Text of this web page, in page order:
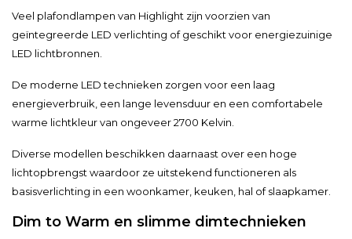
Veel plafondlampen van Highlight zijn voorzien van
geïntegreerde LED verlichting of geschikt voor energiezuinige
LED lichtbronnen.
De moderne LED technieken zorgen voor een laag
energieverbruik, een lange levensduur en een comfortabele
warme lichtkleur van ongeveer 2700 Kelvin.
Diverse modellen beschikken daarnaast over een hoge
lichtopbrengst waardoor ze uitstekend functioneren als
basisverlichting in een woonkamer, keuken, hal of slaapkamer.
Dim to Warm en slimme dimtechnieken